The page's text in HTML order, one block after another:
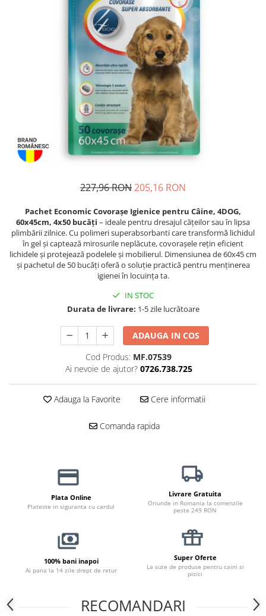
Covorașe Igienice Câini
Șampoane Câini
Antiparazitare Câini
Vitamine Câini
Perii & Piepteni
Culcușuri & Saltele Câini
Castroane și Adapatori
Cuști și Genți
Zgărzi, Lese & Hamuri
Jucării Câini
Haine Câini
Așternut Igienic Pisici
Antiparazitare Pisici
Perii & Piepteni Pisici
Accesorii Pisici
Castroane & Adapatori Pisici
Cuști & Genți Pisici
Litiere Pisici
Jucării Pisici
Zgărzi & Hamuri
227,96 RON205,16 RON
Pachet Economic Covorașe Igienice pentru Câine, 4DOG,
60x45cm, 4x50 bucăți – ideale pentru dresajul cățeilor sau în lipsa
plimbării zilnice. Cu polimeri superabsorbanti care transformă lichidul
în gel și captează mirosurile neplăcute, covorașele rețin eficient
lichidele și protejează podelele și mobilierul. Dimensiunea de 60x45 cm
și pachetul de 50 bucăți oferă o soluție practică pentru menținerea
igienei în locuința ta.
IN STOC
Durata de livrare: 1-5 zile lucrătoare
ADAUGA IN COS
Cod Produs: MF.07539
Ai nevoie de ajutor? 0726.738.725
Adauga la Favorite Cere informatii
Comanda rapida
Plata Online
Plateste in siguranta cu cardul
Livrare Gratuita
Oriunde in Romania la comenzile
peste 249 RON
100% bani inapoi
Ai pana la 14 zile drept de retur
Super Oferte
La sute de produse pentru caini si
pisici
RECOMANDARI